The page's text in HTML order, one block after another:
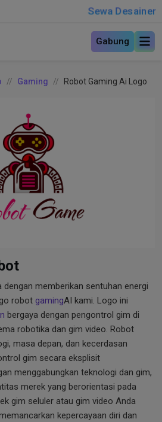
Sewa Desainer
Gabung
Gaming Robot Gaming Ai Logo
dengan memberikan sentuhan energi
robot gamingAI kami. Logo ini
bergaya dengan pengontrol gim di
robotika dan gim video. Robot
masa depan, dan kecerdasan
gim secara eksplisit
menggabungkan teknologi dan gim,
merek yang berorientasi pada
gim seluler atau gim video Anda
kepercayaan diri dan